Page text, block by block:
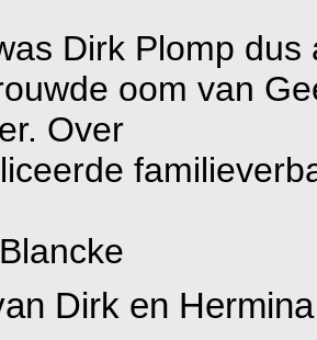
Dirk Plomp
oom van
Over
Dirk en